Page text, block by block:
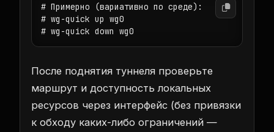
# Примерно (вариативно по среде):
# wg-quick up wg0
# wg-quick down wg0
После поднятия туннеля проверьте
маршрут и доступность локальных
ресурсов через интерфейс (без привязки
к обходу каких-либо ограничений —